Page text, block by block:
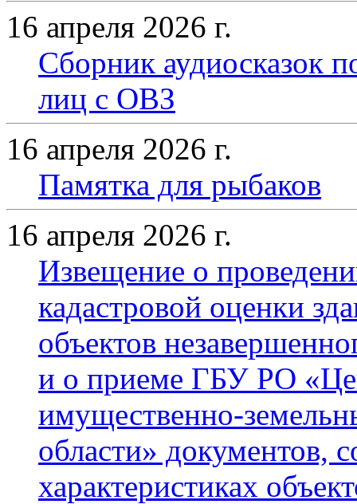
16 апреля 2026 г.
Сборник аудиосказок
лиц с ОВЗ
16 апреля 2026 г.
Памятка для рыбаков
16 апреля 2026 г.
Извещение о
кадастровой оценки
объектов
и о приеме ГБУ РО
имущественно-
области» документов,
характеристиках